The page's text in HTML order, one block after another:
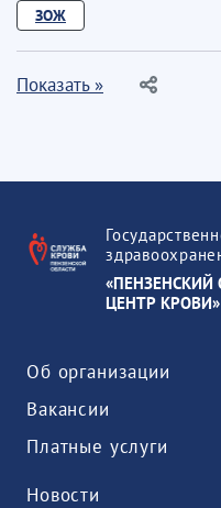
ЗОЖ
Показать »
ЦЕНТР КРОВИ»
Об организации
Вакансии
Платные услуги
Новости